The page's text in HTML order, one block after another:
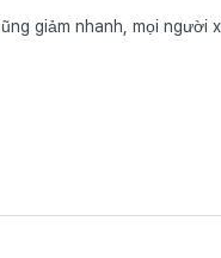
giảm nhanh, mọi người